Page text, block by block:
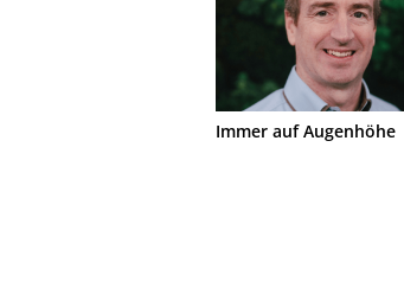
Immer auf Augenhöhe